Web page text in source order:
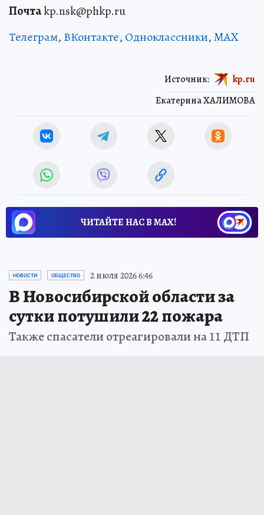
Почтаkp.nsk@phkp.ru
Телеграм, ВКонтакте, Одноклассники,MAX
Екатерина ХАЛИМОВА
Источник: kp.ru
ЧИТАЙТЕ НАС В МАХ!
НОВОСТИ ОБЩЕСТВО 2 июля 2026 6:46
В Новосибирской области за
сутки потушили 22 пожара
Также спасатели отреагировали на 11 ДТП